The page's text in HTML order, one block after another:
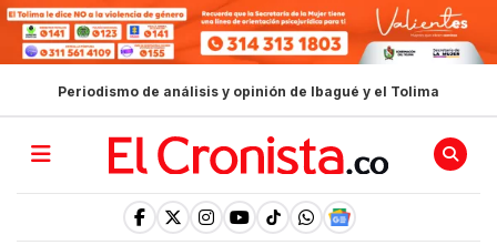
Periodismo de análisis y opinión de Ibagué y el Tolima